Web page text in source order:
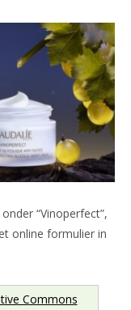
onder “Vinoperfect”,
online formulier in
Commons